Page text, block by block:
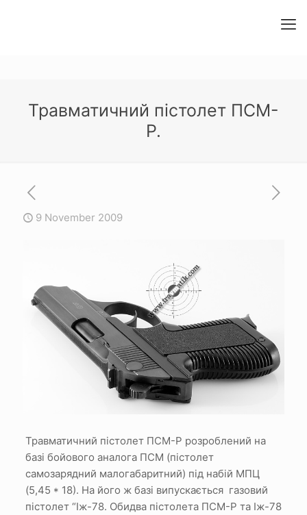
Травматичний пістолет ПСМ-
Р.
9 November 2009
Травматичний пістолет ПСМ-Р розроблений на
базі бойового аналога ПСМ (пістолет
самозарядний малогабаритний) під набій МПЦ
(5,45 * 18). На його ж базі випускається газовий
пістолет “Іж-78. Обидва пістолета ПСМ-Р та Іж-78